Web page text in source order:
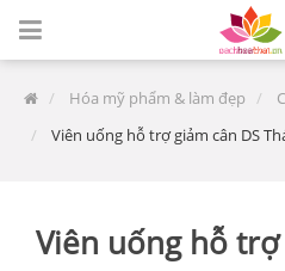
Hóa mỹ phẩm & làm đẹp
Viên uống hỗ trợ giảm cân DS
Viên uống hỗ trợ